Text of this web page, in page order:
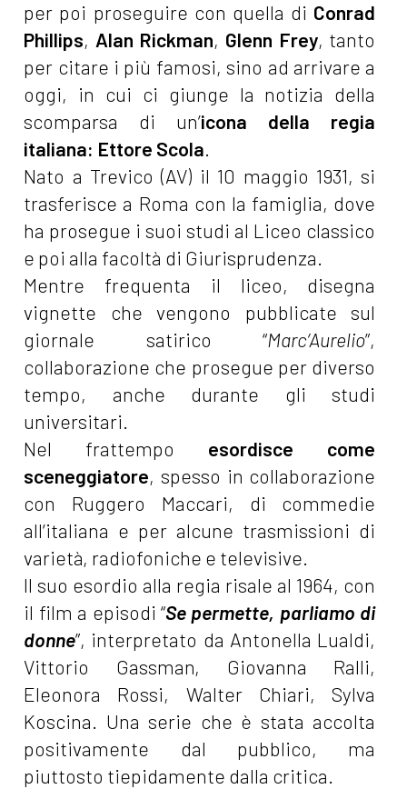
per poi proseguire con quella di Conrad
Phillips, Alan Rickman, Glenn Frey, tanto
per citare i più famosi, sino ad arrivare a
oggi, in cui ci giunge la notizia della
scomparsa di un’icona della regia
italiana: Ettore Scola.
Nato a Trevico (AV) il 10 maggio 1931, si
trasferisce a Roma con la famiglia, dove
ha prosegue i suoi studi al Liceo classico
e poi alla facoltà di Giurisprudenza.
Mentre frequenta il liceo, disegna
vignette che vengono pubblicate sul
giornale satirico “Marc’Aurelio”,
collaborazione che prosegue per diverso
tempo, anche durante gli studi
universitari.
Nel frattempo esordisce come
sceneggiatore, spesso in collaborazione
con Ruggero Maccari, di commedie
all’italiana e per alcune trasmissioni di
varietà, radiofoniche e televisive.
Il suo esordio alla regia risale al 1964, con
il film a episodi “Se permette, parliamo di
donne”, interpretato da Antonella Lualdi,
Vittorio Gassman, Giovanna Ralli,
Eleonora Rossi, Walter Chiari, Sylva
Koscina. Una serie che è stata accolta
positivamente dal pubblico, ma
piuttosto tiepidamente dalla critica.